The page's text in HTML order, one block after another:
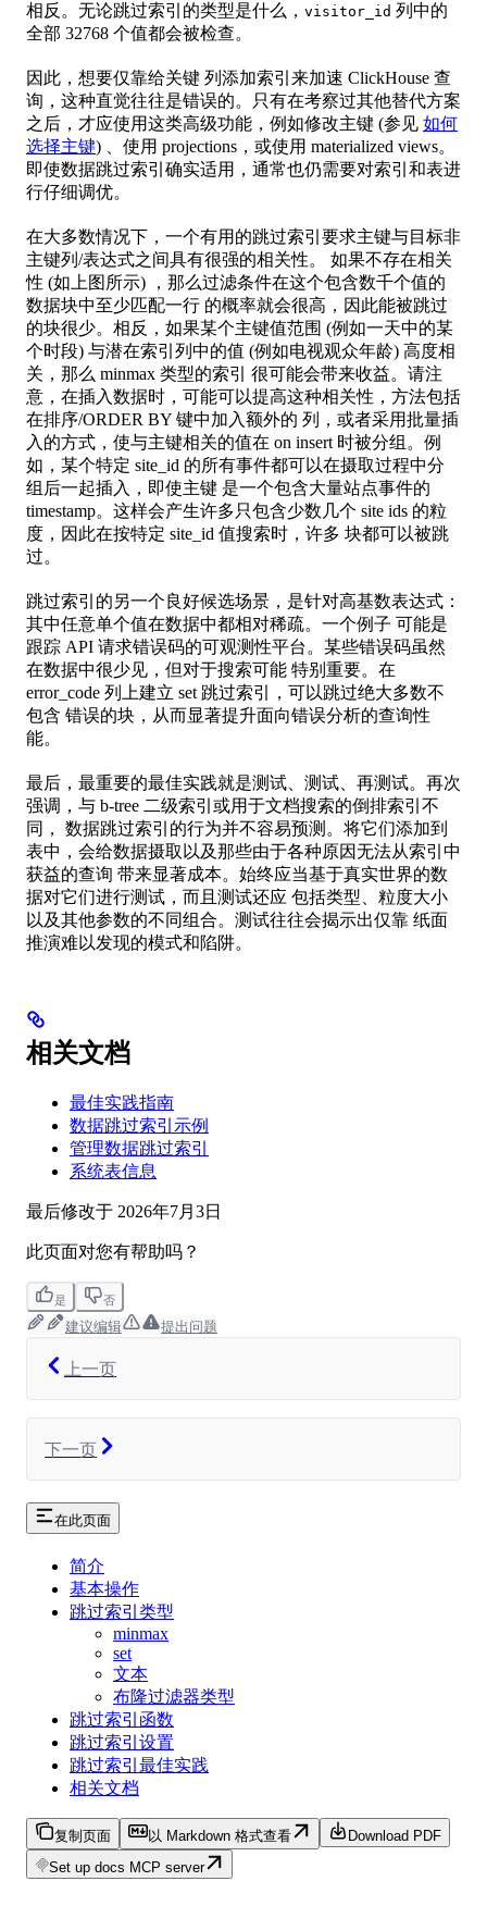
相反。无论跳过索引的类型是什么， visitor_id 列中的
全部 32768 个值都会被检查。
因此，想要仅靠给关键 列添加索引来加速 ClickHouse 查
询，这种直觉往往是错误的。只有在考察过其他替代方案
之后，才应使用这类高级功能，例如修改主键 (参见 如何
选择主键) 、使用 projections，或使用 materialized views。
即使数据跳过索引确实适用，通常也仍需要对索引和表进
行仔细调优。
在大多数情况下，一个有用的跳过索引要求主键与目标非
主键列/表达式之间具有很强的相关性。 如果不存在相关
性 (如上图所示) ，那么过滤条件在这个包含数千个值的
数据块中至少匹配一行 的概率就会很高，因此能被跳过
的块很少。相反，如果某个主键值范围 (例如一天中的某
个时段) 与潜在索引列中的值 (例如电视观众年龄) 高度相
关，那么 minmax 类型的索引 很可能会带来收益。请注
意，在插入数据时，可能可以提高这种相关性，方法包括
在排序/ORDER BY 键中加入额外的 列，或者采用批量插
入的方式，使与主键相关的值在 on insert 时被分组。例
如，某个特定 site_id 的所有事件都可以在摄取过程中分
组后一起插入，即使主键 是一个包含大量站点事件的
timestamp。这样会产生许多只包含少数几个 site ids 的粒
度，因此在按特定 site_id 值搜索时，许多 块都可以被跳
过。
跳过索引的另一个良好候选场景，是针对高基数表达式：
其中任意单个值在数据中都相对稀疏。一个例子 可能是
跟踪 API 请求错误码的可观测性平台。某些错误码虽然
在数据中很少见，但对于搜索可能 特别重要。在
error_code 列上建立 set 跳过索引，可以跳过绝大多数不
包含 错误的块，从而显著提升面向错误分析的查询性
能。
最后，最重要的最佳实践就是测试、测试、再测试。再次
强调，与 b-tree 二级索引或用于文档搜索的倒排索引不
同， 数据跳过索引的行为并不容易预测。将它们添加到
表中，会给数据摄取以及那些由于各种原因无法从索引中
获益的查询 带来显著成本。始终应当基于真实世界的数
据对它们进行测试，而且测试还应 包括类型、粒度大小
以及其他参数的不同组合。测试往往会揭示出仅靠 纸面
推演难以发现的模式和陷阱。
相关文档
最佳实践指南
数据跳过索引示例
管理数据跳过索引
系统表信息
最后修改于 2026年7月3日
此页面对您有帮助吗？
是 否
建议编辑 提出问题
上一页
下一页
在此页面
简介
基本操作
跳过索引类型
minmax
set
文本
布隆过滤器类型
跳过索引函数
跳过索引设置
跳过索引最佳实践
相关文档
复制页面 以 Markdown 格式查看
Download PDF
Set up docs MCP server